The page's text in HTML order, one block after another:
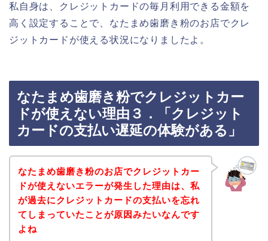
私自身は、クレジットカードの毎月利用できる金額を
高く設定することで、なたまめ歯磨き粉のお店でクレ
ジットカードが使える状況になりましたよ。
なたまめ歯磨き粉でクレジットカー
ドが使えない理由３．「クレジット
カードの支払い遅延の体験がある」
なたまめ歯磨き粉のお店でクレジットカー
ドが使えないエラーが発生した理由は、私
が過去にクレジットカードの支払いを忘れ
てしまっていたことが原因みたいなんです
よね